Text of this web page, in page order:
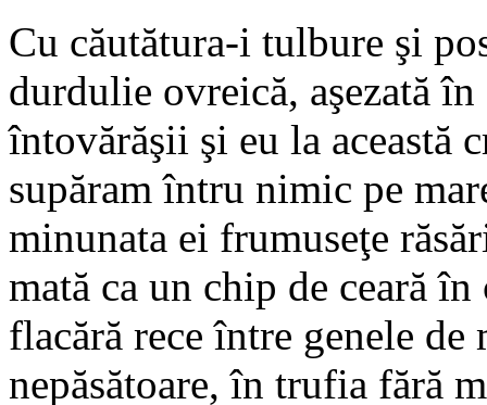
Cu căutătura-i tulbure şi
durdulie ovreică, aşezată
întovărăşii şi eu la această
supăram întru nimic pe
minunata ei frumuseţe
mată ca un chip de ceară
flacără rece între genele de
nepăsătoare, în trufia fără